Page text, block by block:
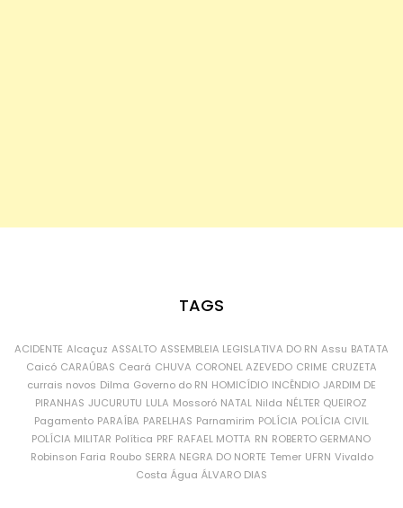
TAGS
ACIDENTE Alcaçuz ASSALTO ASSEMBLEIA LEGISLATIVA DO RN Assu BATATA
Caicó CARAÚBAS Ceará CHUVA CORONEL AZEVEDO CRIME CRUZETA
currais novos Dilma Governo do RN HOMICÍDIO INCÊNDIO JARDIM DE
PIRANHAS JUCURUTU LULA Mossoró NATAL Nilda NÉLTER QUEIROZ
Pagamento PARAÍBA PARELHAS Parnamirim POLÍCIA POLÍCIA CIVIL
POLÍCIA MILITAR Política PRF RAFAEL MOTTA RN ROBERTO GERMANO
Robinson Faria Roubo SERRA NEGRA DO NORTE Temer UFRN Vivaldo
Costa Água ÁLVARO DIAS